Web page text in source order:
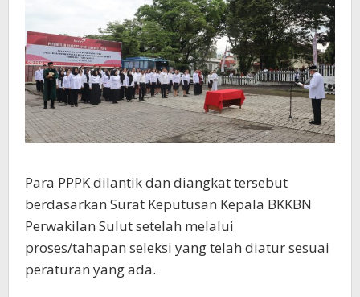
Para PPPK dilantik dan diangkat tersebut
berdasarkan Surat Keputusan Kepala BKKBN
Perwakilan Sulut setelah melalui
proses/tahapan seleksi yang telah diatur sesuai
peraturan yang ada.